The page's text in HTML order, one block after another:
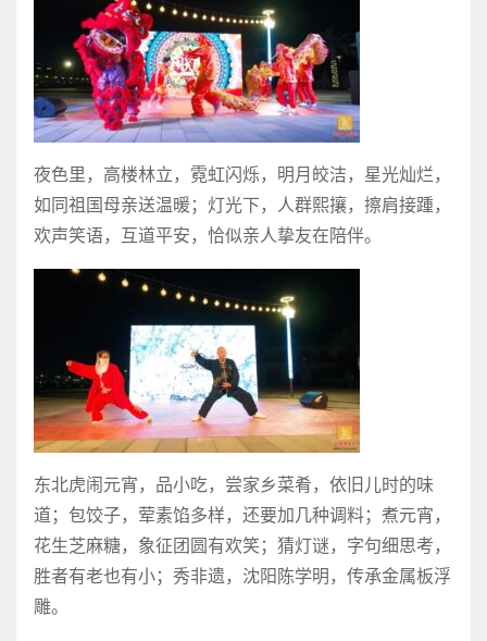
夜色里，高楼林立，霓虹闪烁，明月皎洁，星光灿烂，
如同祖国母亲送温暖；灯光下，人群熙攘，擦肩接踵，
欢声笑语，互道平安，恰似亲人挚友在陪伴。
东北虎闹元宵，品小吃，尝家乡菜肴，依旧儿时的味
道；包饺子，荤素馅多样，还要加几种调料；煮元宵，
花生芝麻糖，象征团圆有欢笑；猜灯谜，字句细思考，
胜者有老也有小；秀非遗，沈阳陈学明，传承金属板浮
雕。